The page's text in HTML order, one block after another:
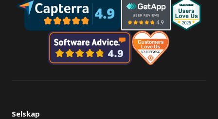
Selskap